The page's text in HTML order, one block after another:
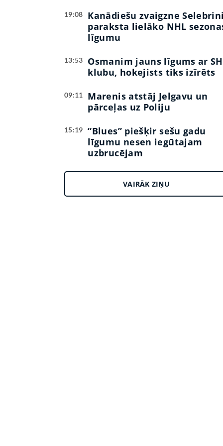
19:08
Kanādiešu zvaigzne Selebrini
paraksta lielāko NHL
līgumu
13:53
Osmanim jauns līgums ar
klubu, hokejists tiks izīrēts
09:11
Marenis atstāj Jelgavu un
pārceļas uz Poliju
15:19
“Blues” piešķir sešu gadu
līgumu nesen iegūtajam
uzbrucējam
VAIRĀK ZIŅU